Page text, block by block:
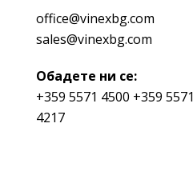
office@vinexbg.com
sales@vinexbg.com
Обадете ни се:
+359 5571 4500 +359 5571
4217